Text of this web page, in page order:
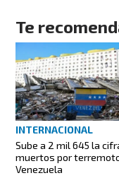
Te
INTERNACIONAL
Sube a 2 mil 645 la
muertos por
Venezuela